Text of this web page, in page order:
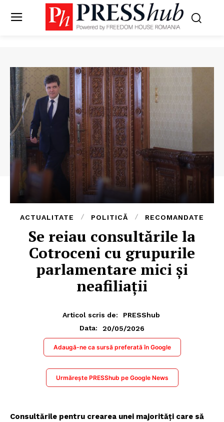
ACTUALITATE POLITICĂ RECOMANDATE
Se reiau consultările la
Cotroceni cu grupurile
parlamentare mici și
neafiliații
Articol scris de:
PRESShub
Data:
20/05/2026
Adaugă-ne ca sursă preferată în Google
Urmărește PRESShub pe Google News
Consultările pentru crearea unei majorități care să